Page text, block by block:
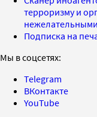
терроризму и
нежелательными
Подписка на
Мы в соцсетях:
Telegram
ВКонтакте
YouTube